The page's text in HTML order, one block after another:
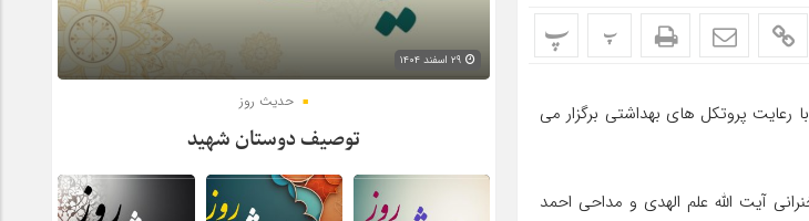
پ پ
پروتکل های بهداشتی برگزار می
را ساعت ۲۳ از مشهد مقدس با سخنرانی آیت الله علم الهدی و مداحی احمد
حدیث روز
توصیف دوستان شهید